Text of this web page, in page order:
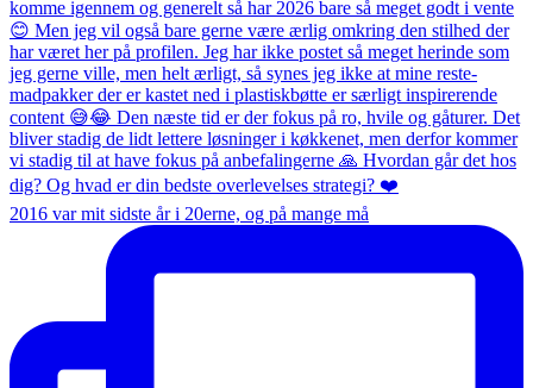
2016 var mit sidste år i 20erne, og på mange må